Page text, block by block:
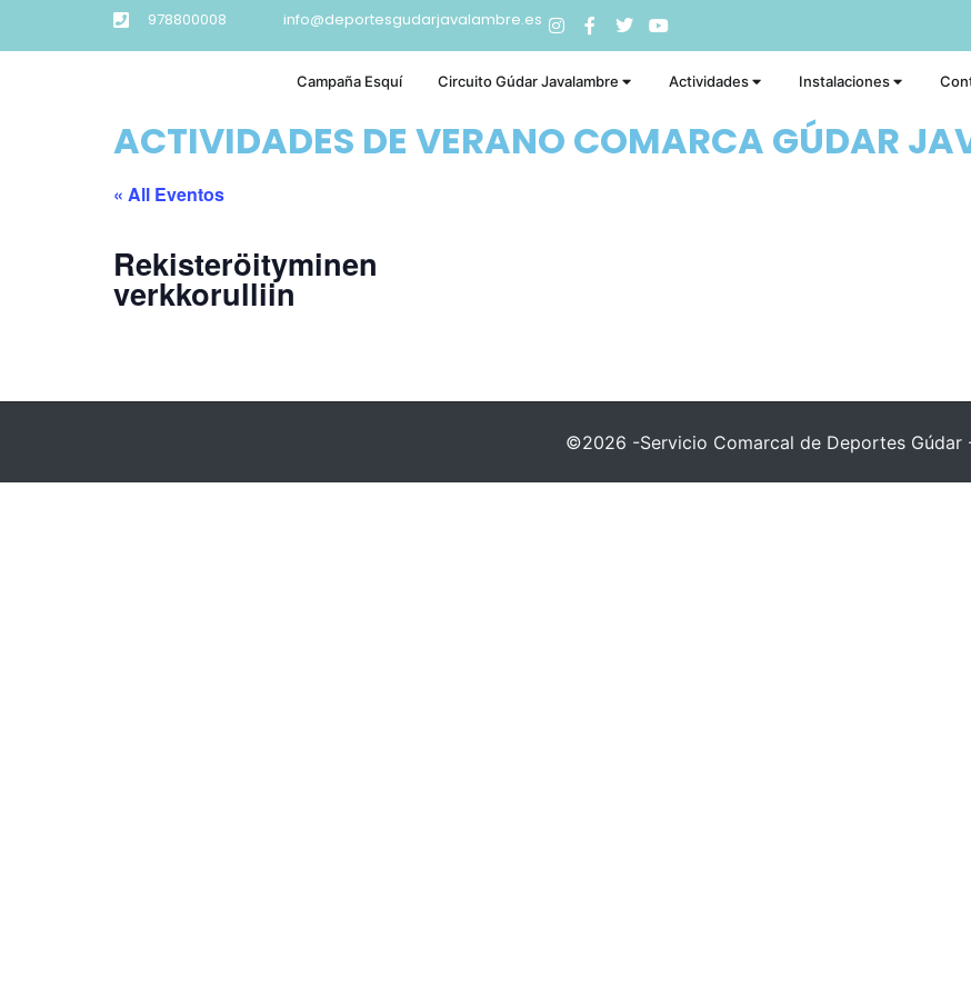
978800008 info@deportesgudarjavalambre.es
Campaña Esquí Circuito Gúdar Javalambre Actividades Instalaciones
ACTIVIDADES DE VERANO COMARCA GÚDAR
« All Eventos
Rekisteröityminen
verkkorulliin
©2026 -Servicio Comarcal de Deportes Gúdar